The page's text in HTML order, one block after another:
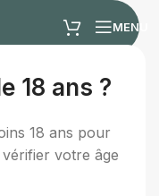
18 ans ?
18 ans pour
votre âge
MENU